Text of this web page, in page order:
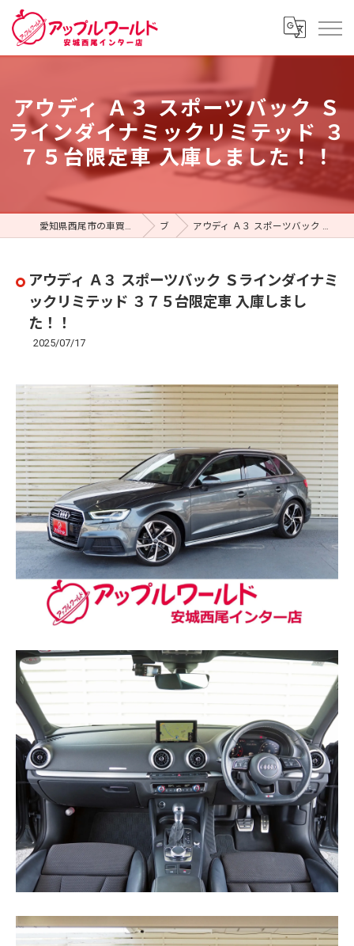
アウディ Ａ３ スポーツバック Ｓ
ラインダイナミックリミテッド ３
７５台限定車 入庫しました！！
愛知県西尾市の車買取ならアップルワールド 安城西尾インター店 ブログ アウディ Ａ３ スポーツバック Ｓラインダイナミックリミテッド ３７５台限定車 入庫しました！！
アウディ Ａ３ スポーツバック Ｓラインダイナミ
ックリミテッド ３７５台限定車 入庫しまし
た！！
2025/07/17